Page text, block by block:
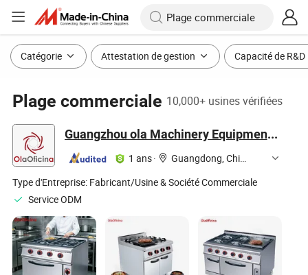
Catégorie Attestation de gestion Capacité de R&D
Plage commerciale 10,000+ usines vérifiées
Guangzhou ola Machinery Equipment Co., Ltd.
1 ans·
Guangdong, China
Type d'Entreprise: Fabricant/Usine & Société Commerciale
Service ODM